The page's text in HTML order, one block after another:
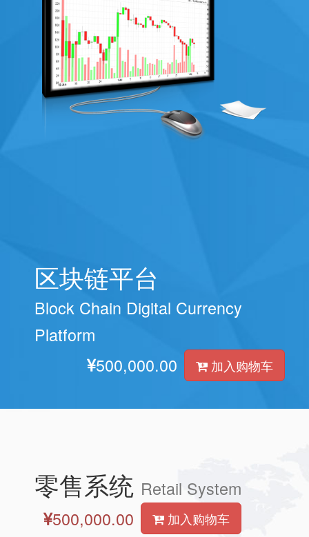
区块链平台
Block Chain Digital Currency
Platform
500,000.00
加入购物车
零售系统 Retail System
500,000.00
加入购物车